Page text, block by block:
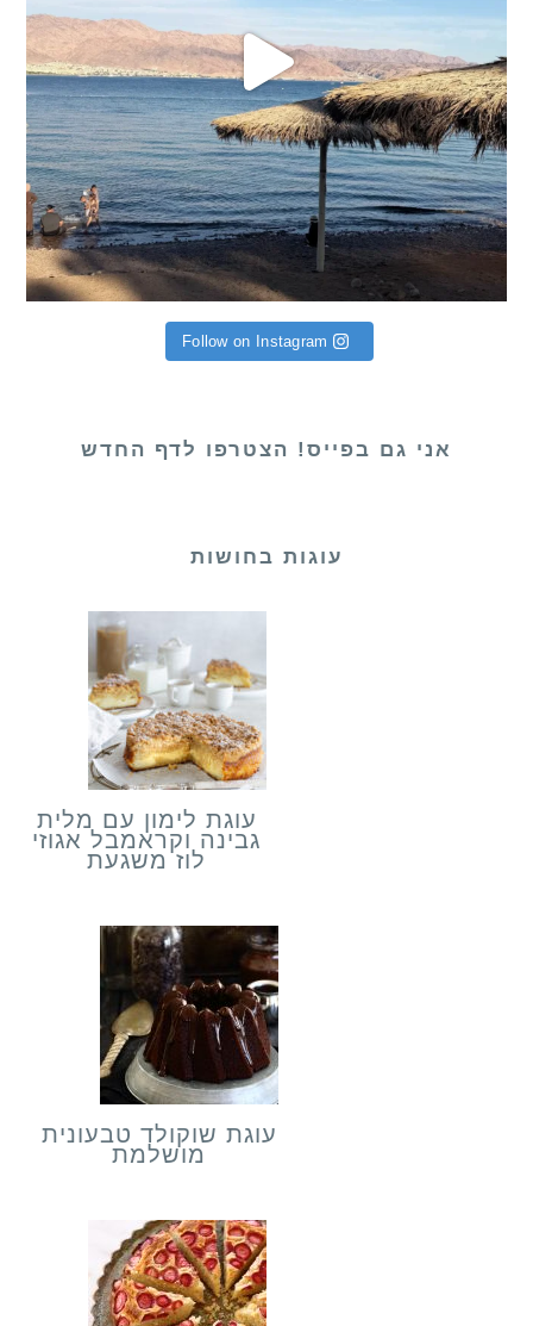
Follow on Instagram
אני גם בפייס! הצטרפו לדף החדש
עוגות בחושות
עוגת לימון עם מלית
גבינה וקראמבל אגוזי
לוז משגעת
עוגת שוקולד טבעונית
מושלמת